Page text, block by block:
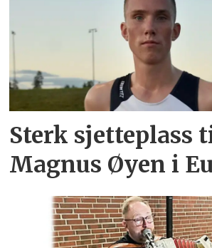
Sterk sjetteplass
Magnus Øyen i